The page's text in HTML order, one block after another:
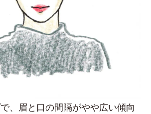
、眉と口の間隔がやや広い傾向